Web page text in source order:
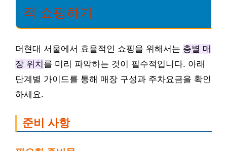
적 쇼핑하기
더현대 서울에서 효율적인 쇼핑을 위해서는 층별 매
장 위치 를 미리 파악하는 것이 필수적입니다. 아래
단계별 가이드를 통해 매장 구성과 주차요금을 확인
하세요.
준비 사항